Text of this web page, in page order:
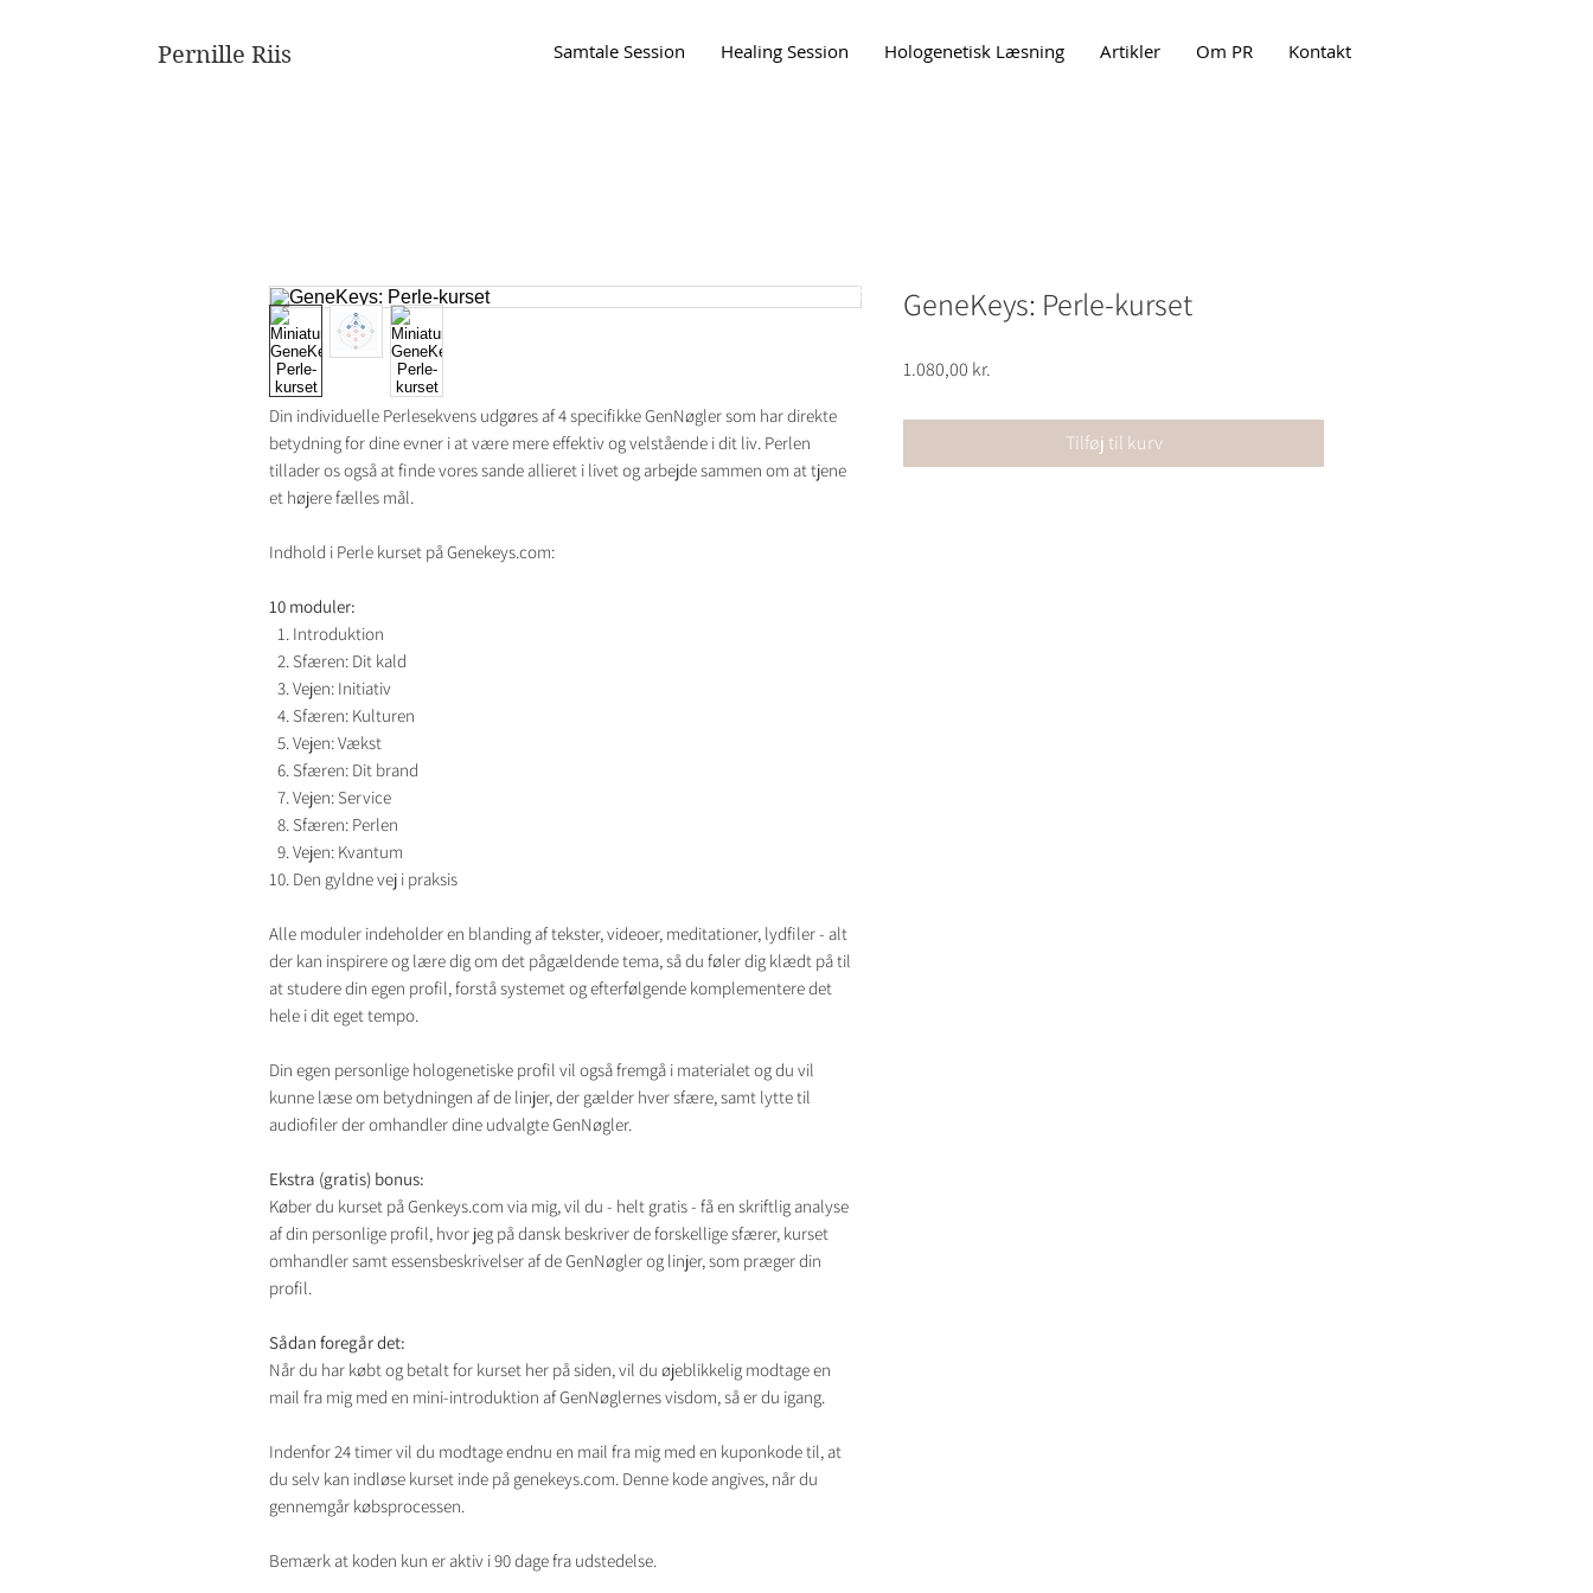
Pernille Riis Samtale Session Healing Session Hologenetisk Læsning Artikler Om PR Kontakt
Din individuelle Perlesekvens udgøres af 4 specifikke GenNøgler som har direkte
betydning for dine evner i at være mere effektiv og velstående i dit liv. Perlen
tillader os også at finde vores sande allieret i livet og arbejde sammen om at tjene
et højere fælles mål.
Indhold i Perle kurset på Genekeys.com:
10 moduler:
Introduktion
Sfæren: Dit kald
Vejen: Initiativ
Sfæren: Kulturen
Vejen: Vækst
Sfæren: Dit brand
Vejen: Service
Sfæren: Perlen
Vejen: Kvantum
Den gyldne vej i praksis
Alle moduler indeholder en blanding af tekster, videoer, meditationer, lydfiler - alt
der kan inspirere og lære dig om det pågældende tema, så du føler dig klædt på til
at studere din egen profil, forstå systemet og efterfølgende komplementere det
hele i dit eget tempo.
Din egen personlige hologenetiske profil vil også fremgå i materialet og du vil
kunne læse om betydningen af de linjer, der gælder hver sfære, samt lytte til
audiofiler der omhandler dine udvalgte GenNøgler.
Ekstra (gratis) bonus:
Køber du kurset på Genkeys.com via mig, vil du - helt gratis - få en skriftlig analyse
af din personlige profil, hvor jeg på dansk beskriver de forskellige sfærer, kurset
omhandler samt essensbeskrivelser af de GenNøgler og linjer, som præger din
profil.
Sådan foregår det:
Når du har købt og betalt for kurset her på siden, vil du øjeblikkelig modtage en
mail fra mig med en mini-introduktion af GenNøglernes visdom, så er du igang.
Indenfor 24 timer vil du modtage endnu en mail fra mig med en kuponkode til, at
du selv kan indløse kurset inde på genekeys.com. Denne kode angives, når du
gennemgår købsprocessen.
Bemærk at koden kun er aktiv i 90 dage fra udstedelse.
GeneKeys: Perle-kurset
1.080,00 kr.
Tilføj til kurv